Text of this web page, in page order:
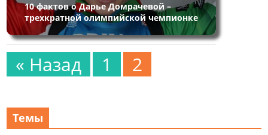
10 фактов о Дарье Домрачевой –
трехкратной олимпийской чемпионке
« Назад 1 2
Темы